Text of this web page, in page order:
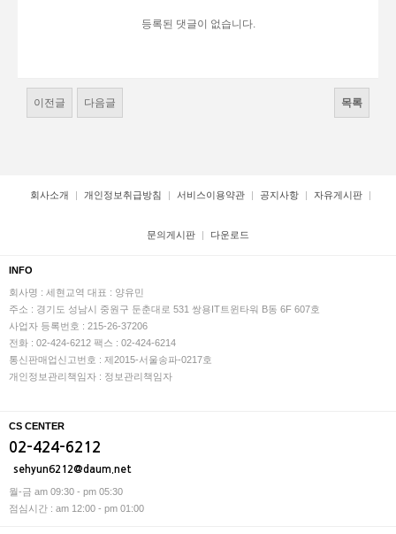
등록된 댓글이 없습니다.
이전글 다음글 목록
회사소개 개인정보취급방침 서비스이용약관 공지사항 자유게시판
문의게시판 다운로드
INFO
회사명 : 세현교역 대표 : 양유민
주소 : 경기도 성남시 중원구 둔춘대로 531 쌍용IT트윈타워 B동 6F 607호
사업자 등록번호 : 215-26-37206
전화 : 02-424-6212 팩스 : 02-424-6214
통신판매업신고번호 : 제2015-서울송파-0217호
개인정보관리책임자 : 정보관리책임자
CS CENTER
02-424-6212
sehyun6212@daum.net
월-금 am 09:30 - pm 05:30
점심시간 : am 12:00 - pm 01:00